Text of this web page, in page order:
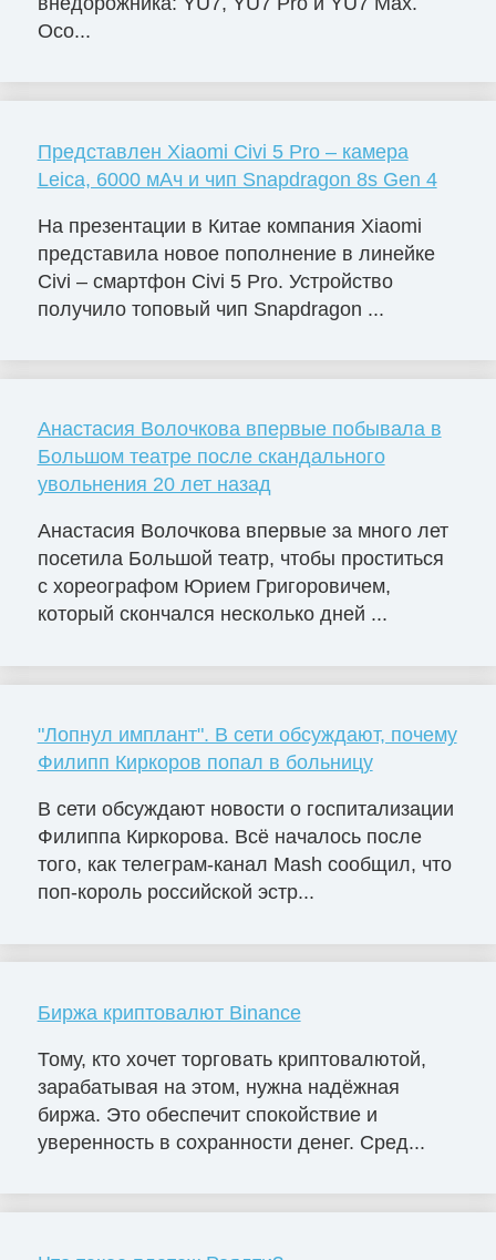
Осо...
Представлен Xiaomi Civi 5 Pro – камера
Leica, 6000 мАч и чип Snapdragon 8s Gen 4
На презентации в Китае компания Xiaomi
представила новое пополнение в линейке
Civi – смартфон Civi 5 Pro. Устройство
получило топовый чип Snapdragon ...
Анастасия Волочкова впервые побывала в
Большом театре после скандального
увольнения 20 лет назад
Анастасия Волочкова впервые за много лет
посетила Большой театр, чтобы проститься
с хореографом Юрием Григоровичем,
который скончался несколько дней ...
"Лопнул имплант". В сети обсуждают, почему
Филипп Киркоров попал в больницу
В сети обсуждают новости о госпитализации
Филиппа Киркорова. Всё началось после
того, как телеграм-канал Mash сообщил, что
поп-король российской эстр...
Биржа криптовалют Binance
Тому, кто хочет торговать криптовалютой,
зарабатывая на этом, нужна надёжная
биржа. Это обеспечит спокойствие и
уверенность в сохранности денег. Сред...